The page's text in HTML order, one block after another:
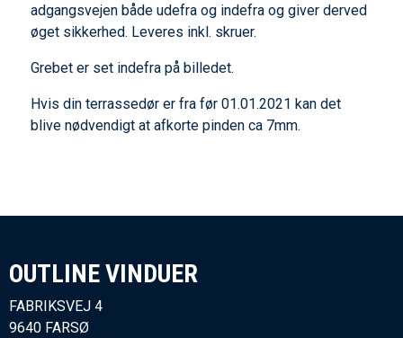
adgangsvejen både udefra og indefra og giver derved
øget sikkerhed. Leveres inkl. skruer.
Grebet er set indefra på billedet.
Hvis din terrassedør er fra før 01.01.2021 kan det
blive nødvendigt at afkorte pinden ca 7mm.
OUTLINE VINDUER​
FABRIKSVEJ 4
9640 FARSØ